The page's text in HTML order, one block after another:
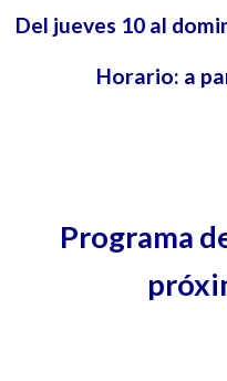
Del jueves 10 al
Horario: a
Programa